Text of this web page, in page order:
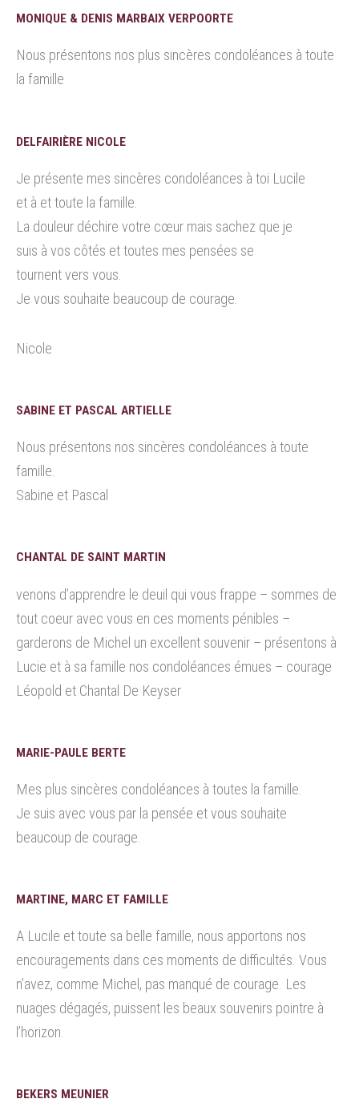
MONIQUE & DENIS MARBAIX VERPOORTE
Nous présentons nos plus sincères condoléances à toute
la famille
DELFAIRIÈRE NICOLE
Je présente mes sincères condoléances à toi Lucile
et à et toute la famille.
La douleur déchire votre cœur mais sachez que je
suis à vos côtés et toutes mes pensées se
tournent vers vous.
Je vous souhaite beaucoup de courage.
Nicole
SABINE ET PASCAL ARTIELLE
Nous présentons nos sincères condoléances à toute
famille.
Sabine et Pascal
CHANTAL DE SAINT MARTIN
venons d’apprendre le deuil qui vous frappe – sommes de
tout coeur avec vous en ces moments pénibles –
garderons de Michel un excellent souvenir – présentons à
Lucie et à sa famille nos condoléances émues – courage
Léopold et Chantal De Keyser
MARIE-PAULE BERTE
Mes plus sincères condoléances à toutes la famille.
Je suis avec vous par la pensée et vous souhaite
beaucoup de courage.
MARTINE, MARC ET FAMILLE
A Lucile et toute sa belle famille, nous apportons nos
encouragements dans ces moments de difficultés. Vous
n’avez, comme Michel, pas manqué de courage. Les
nuages dégagés, puissent les beaux souvenirs pointre à
l’horizon.
BEKERS MEUNIER